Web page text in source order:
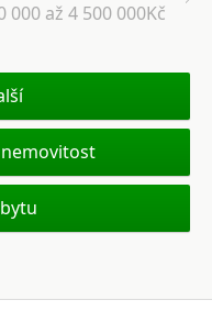
000 až 4 500 000Kč